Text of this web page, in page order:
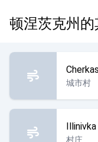
顿涅茨克州的
城市村
Illinivka
村庄